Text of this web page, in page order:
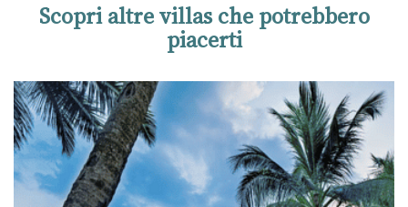
Scopri altre villas che potrebbero
piacerti